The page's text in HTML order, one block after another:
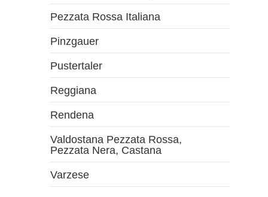
Pezzata Rossa Italiana
Pinzgauer
Pustertaler
Reggiana
Rendena
Valdostana Pezzata Rossa,
Pezzata Nera, Castana
Varzese